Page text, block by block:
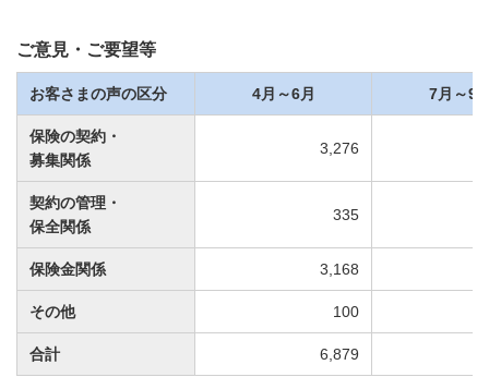
ご意見・ご要望等
お客さまの声の区分 4月～6月 7月～9
保険の契約・
募集関係
3,276
契約の管理・
保全関係
335
保険金関係 3,168
その他 100
合計 6,879